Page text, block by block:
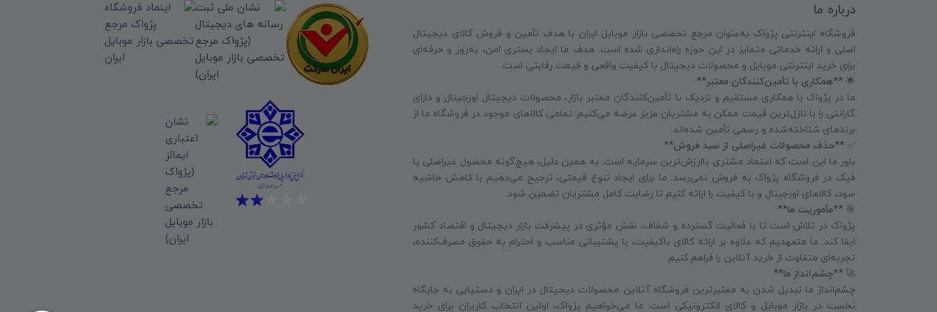
درباره ما
فروشگاه اینترنتی پژواک به‌عنوان مرجع تخصصی بازار موبایل ایران با هدف تأمین و فروش کالای دیجیتال
اصلی و ارائه خدماتی متمایز در این حوزه راه‌اندازی شده است. هدف ما ایجاد بستری امن، به‌روز و حرفه‌ای
برای خرید اینترنتی موبایل و محصولات دیجیتال با کیفیت واقعی و قیمت رقابتی است.
🌟 **همکاری با تأمین‌کنندگان معتبر**
ما در پژواک با همکاری مستقیم و نزدیک با تأمین‌کنندگان معتبر بازار، محصولات دیجیتال اورجینال و دارای
گارانتی را با نازل‌ترین قیمت ممکن به مشتریان عزیز عرضه می‌کنیم. تمامی کالاهای موجود در فروشگاه ما از
برندهای شناخته‌شده و رسمی تأمین شده‌اند.
✅ **حذف محصولات غیراصلی از سبد فروش**
باور ما این است که اعتماد مشتری باارزش‌ترین سرمایه است. به همین دلیل، هیچ‌گونه محصول غیراصلی یا
فیک در فروشگاه پژواک به فروش نمی‌رسد. ما برای ایجاد تنوع قیمتی، ترجیح می‌دهیم با کاهش حاشیه
سود، کالاهای اورجینال و با کیفیت را ارائه کنیم تا رضایت کامل مشتریان تضمین شود.
🎯 **مأموریت ما**
پژواک در تلاش است تا با فعالیت گسترده و شفاف، نقش مؤثری در پیشرفت بازار دیجیتال و اقتصاد کشور
ایفا کند. ما متعهدیم که علاوه بر ارائه کالای باکیفیت، با پشتیبانی مناسب و احترام به حقوق مصرف‌کننده،
تجربه‌ای متفاوت از خرید آنلاین را فراهم کنیم.
🚀 **چشم‌انداز ما**
چشم‌انداز ما تبدیل شدن به معتبرترین فروشگاه آنلاین محصولات دیجیتال در ایران و دستیابی به جایگاه
نخست در بازار موبایل و کالای الکترونیکی است. ما می‌خواهیم پژواک، اولین انتخاب کاربران برای خرید